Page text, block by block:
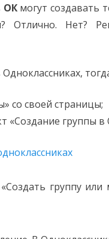
ОКмогут создавать
Отлично. Нет?
со своей страницы;
«Создание группы в
группу